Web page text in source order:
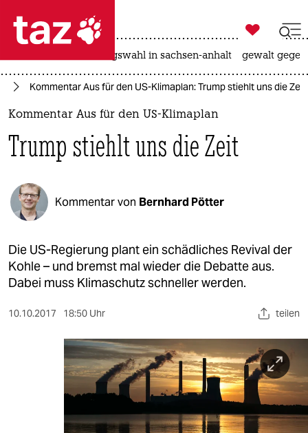
 taz zahl ich
taz zahl ich
politik
öko
gesellschaft
kultur
sport
berlin
wahrheit

taz zahl ich
landtagswahl in sachsen-anhalt gewalt
Kommentar Aus für den US-Klimaplan: Trump stiehlt uns die Zeit
Kommentar Aus für den US-Klimaplan
Trump stiehlt uns die Zeit
Kommentar von Bernhard Pötter
Die US-Regierung plant ein schädliches Revival der
Kohle – und bremst mal wieder die Debatte aus.
Dabei muss Klimaschutz schneller werden.
10.10.2017 18:50 Uhr teilen